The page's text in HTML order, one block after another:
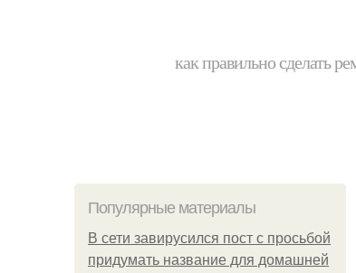
как правильно сделать
Популярные материалы
В сети завирусился пост с просьбой
придумать название для домашней